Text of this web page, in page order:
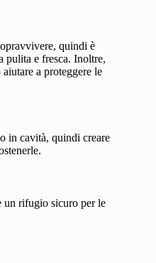
quindi è
pulita e fresca. Inoltre,
a proteggere le
in cavità, quindi creare
un rifugio sicuro per le